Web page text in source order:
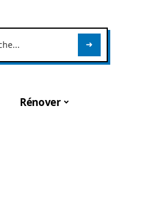
Rénover